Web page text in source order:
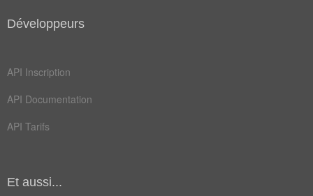
Champ Lexical
bête
ahuri
noble
Développeurs
API Inscription
API Documentation
API Tarifs
Et aussi...